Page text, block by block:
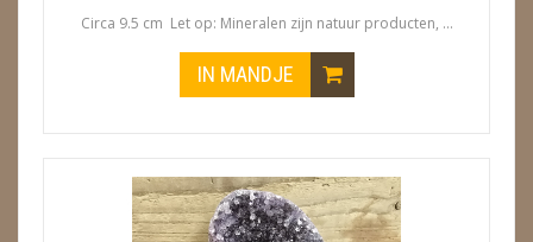
Circa 9.5 cm Let op: Mineralen zijn natuur producten, ...
IN MANDJE